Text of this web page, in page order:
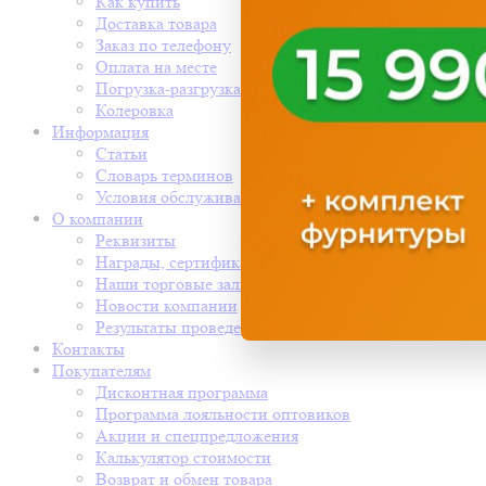
Доставка товара
Заказ по телефону
Оплата на месте
Погрузка-разгрузка
Колеровка
Информация
Статьи
Словарь терминов
Условия обслуживания
О компании
Реквизиты
Награды, сертификаты
Наши торговые залы
Новости компании
Результаты проведения СОУТ
Контакты
Покупателям
Дисконтная программа
Программа лояльности оптовиков
Акции и спецпредложения
Калькулятор стоимости
Возврат и обмен товара